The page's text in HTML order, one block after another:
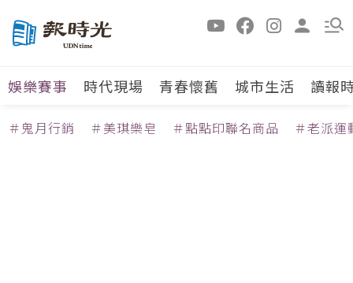
娛樂賽事 時代現場 青春懷舊 城市生活 讀報
＃鬼月行銷 ＃美琪樂皂 ＃點點印聯名商品 ＃老派運